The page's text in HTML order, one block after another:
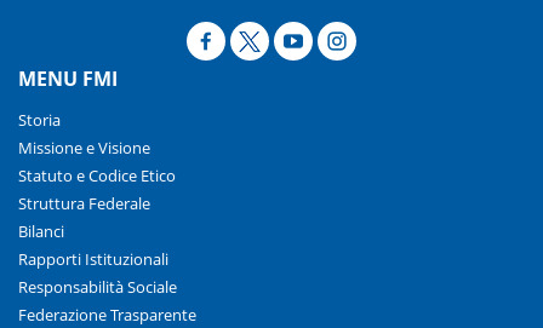
MENU FMI
Storia
Missione e Visione
Statuto e Codice Etico
Struttura Federale
Bilanci
Rapporti Istituzionali
Responsabilità Sociale
Federazione Trasparente